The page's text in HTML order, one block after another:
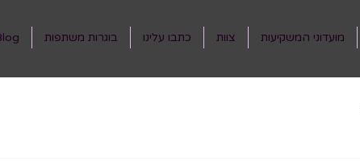
מועדוני המשקיעות צוות כתבו עלינו בוגרות משתפות